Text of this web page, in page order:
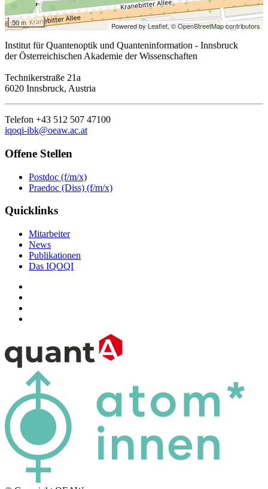
50 m Powered by Leaflet,© OpenStreetMap contributors
Institut für Quantenoptik und Quanteninformation - Innsbruck
der Österreichischen Akademie der Wissenschaften
Technikerstraße 21a
6020 Innsbruck, Austria
Telefon +43 512 507 47100
iqoqi-ibk@oeaw.ac.at
Offene Stellen
Postdoc (f/m/x)
Praedoc (Diss) (f/m/x)
Quicklinks
Mitarbeiter
News
Publikationen
Das IQOQI